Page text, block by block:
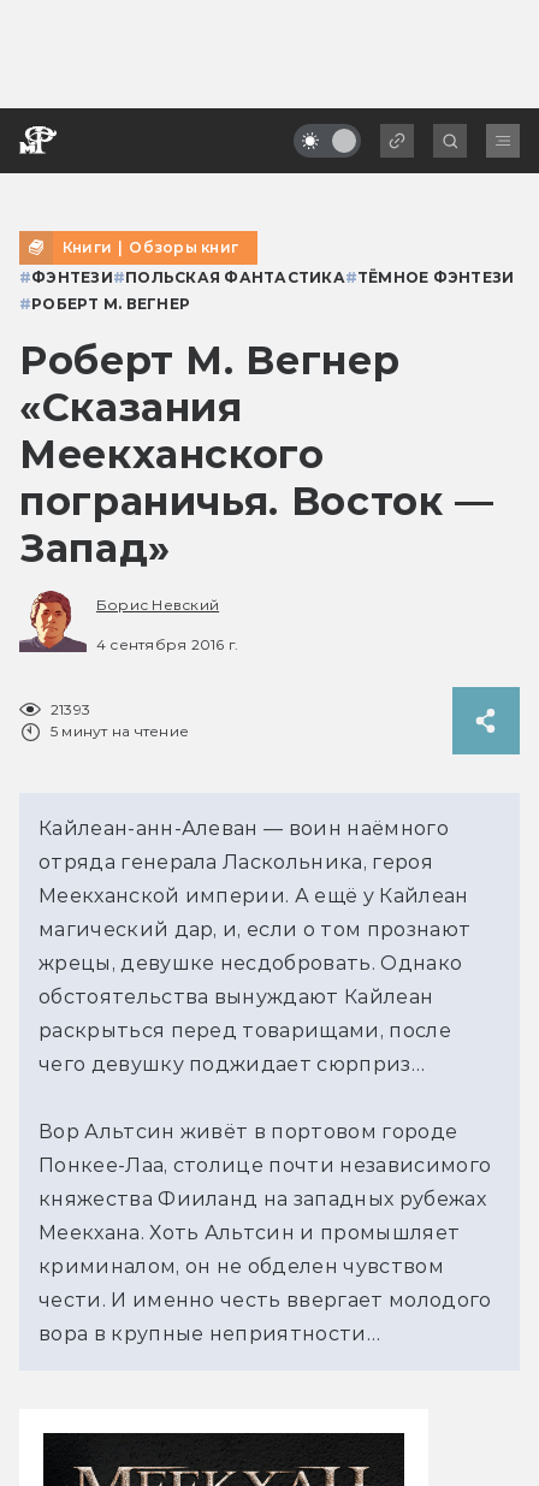
Книги | Обзоры книг
#ФЭНТЕЗИ#ПОЛЬСКАЯ ФАНТАСТИКА#ТЁМНОЕ ФЭНТЕЗИ
#РОБЕРТ М. ВЕГНЕР
Роберт М. Вегнер
«Сказания
Меекханского
пограничья. Восток —
Запад»
Борис Невский
4 сентября 2016 г.
21393
5 минут на чтение
Кайлеан-анн-Алеван — воин наёмного
отряда генерала Ласкольника, героя
Меекханской империи. А ещё у Кайлеан
магический дар, и, если о том прознают
жрецы, девушке несдобровать. Однако
обстоятельства вынуждают Кайлеан
раскрыться перед товарищами, после
чего девушку поджидает сюрприз…
Вор Альтсин живёт в портовом городе
Понкее-Лаа, столице почти независимого
княжества Фииланд на западных рубежах
Меекхана. Хоть Альтсин и промышляет
криминалом, он не обделен чувством
чести. И именно честь ввергает молодого
вора в крупные неприятности…